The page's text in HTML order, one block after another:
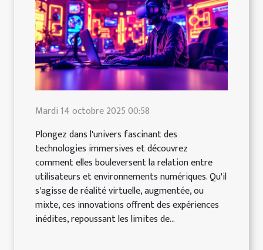
Mardi 14 octobre 2025 00:58
Plongez dans l'univers fascinant des
technologies immersives et découvrez
comment elles bouleversent la relation entre
utilisateurs et environnements numériques. Qu'il
s'agisse de réalité virtuelle, augmentée, ou
mixte, ces innovations offrent des expériences
inédites, repoussant les limites de...